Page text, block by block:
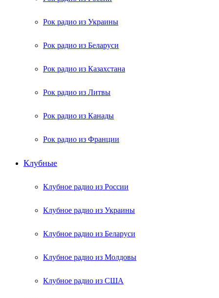
Рок радио из Украины
Рок радио из Беларуси
Рок радио из Казахстана
Рок радио из Литвы
Рок радио из Канады
Рок радио из Франции
Клубные
Клубное радио из России
Клубное радио из Украины
Клубное радио из Беларуси
Клубное радио из Молдовы
Клубное радио из США